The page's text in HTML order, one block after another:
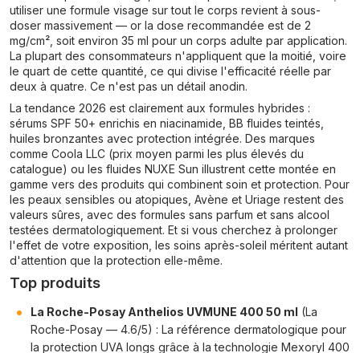
utiliser une formule visage sur tout le corps revient à sous-
doser massivement — or la dose recommandée est de 2
mg/cm², soit environ 35 ml pour un corps adulte par application.
La plupart des consommateurs n'appliquent que la moitié, voire
le quart de cette quantité, ce qui divise l'efficacité réelle par
deux à quatre. Ce n'est pas un détail anodin.
La tendance 2026 est clairement aux formules hybrides :
sérums SPF 50+ enrichis en niacinamide, BB fluides teintés,
huiles bronzantes avec protection intégrée. Des marques
comme Coola LLC (prix moyen parmi les plus élevés du
catalogue) ou les fluides NUXE Sun illustrent cette montée en
gamme vers des produits qui combinent soin et protection. Pour
les peaux sensibles ou atopiques, Avène et Uriage restent des
valeurs sûres, avec des formules sans parfum et sans alcool
testées dermatologiquement. Et si vous cherchez à prolonger
l'effet de votre exposition, les soins après-soleil méritent autant
d'attention que la protection elle-même.
Top produits
La Roche-Posay Anthelios UVMUNE 400 50 ml (La
Roche-Posay — 4.6/5) : La référence dermatologique pour
la protection UVA longs grâce à la technologie Mexoryl 400